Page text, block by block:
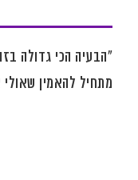
"הבעיה הכי גדולה
מתחיל להאמין